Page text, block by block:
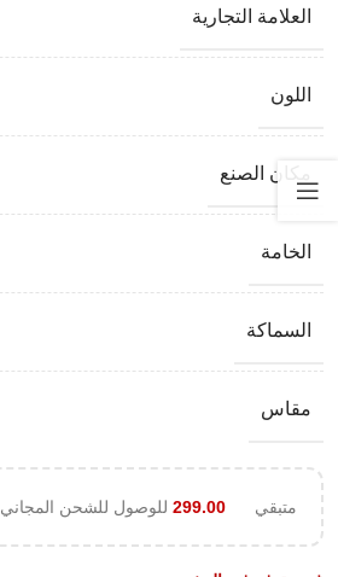
العلامة التجارية
اللون
مكان الصنع
الخامة
السماكة
مقاس
متبقي 299.00 للوصول للشحن المجاني